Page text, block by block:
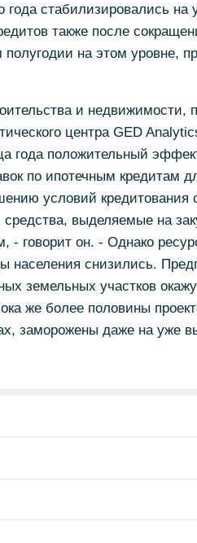
стабилизировались на
также после
на этом уровне,
и недвижимости,
центра GED
года положительный
по ипотечным кредитам
условий кредитования
выделяемые на
- говорит он. - Однако
населения снизились.
земельных участков
же более половины
заморожены даже на уже